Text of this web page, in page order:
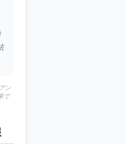
ン
で